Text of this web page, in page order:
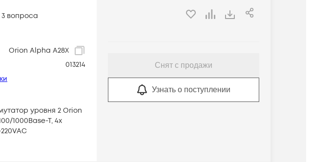
Orion Alpha A28X
013214
уровня 2 Orion
1000Base-T, 4x
3 вопроса
Снят с продажи
Узнать о поступлении